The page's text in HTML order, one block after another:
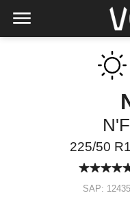
225/50
SAP: